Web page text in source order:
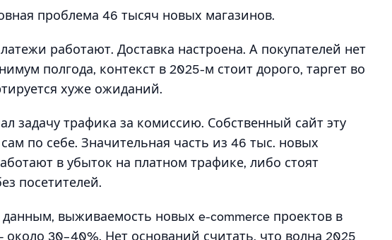
проблема 46 тысяч новых магазинов.
работают. Доставка настроена. А покупателей нет
полгода, контекст в 2025-м стоит дорого, таргет во
хуже ожиданий.
задачу трафика за комиссию. Собственный сайт эту
по себе. Значительная часть из 46 тыс. новых
в убыток на платном трафике, либо стоят
посетителей.
выживаемость новых e-commerce проектов в
около 30–40%. Нет оснований считать, что волна 2025